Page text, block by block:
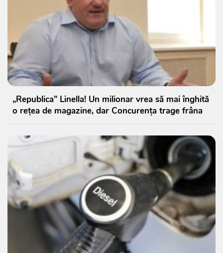
„Republica” Linella! Un milionar vrea să mai înghită
o rețea de magazine, dar Concurența trage frâna